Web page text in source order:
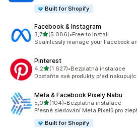
Built for Shopify
Facebook & Instagram
3,7z 5 hvězd
(5 086)
Celkový počet recenzí: 5086
•Free to install
Seamlessly manage your Facebook
Pinterest
4,2z 5 hvězd
(1 627)
Celkový počet recenzí: 1627
•Bezplatná instalace
Dostaňte své produkty před
Meta & Facebook Pixely Nabu
5,0z 5 hvězd
(104)
Celkový počet recenzí: 104
•Bezplatná instalace
Přesné sledování Meta Pixelů pro
Built for Shopify